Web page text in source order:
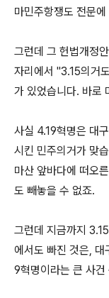
마민주항쟁도 전문
그런데 그 헌법개정
자리에서 "3.15의거
가 있었습니다. 바로
사실 4.19혁명은 대
시킨 민주의거가 맞
마산 앞바다에 떠오
도 빼놓을 수 없죠.
그런데 지금까지
에서도 빠진 것은,
9혁명이라는 큰 사건